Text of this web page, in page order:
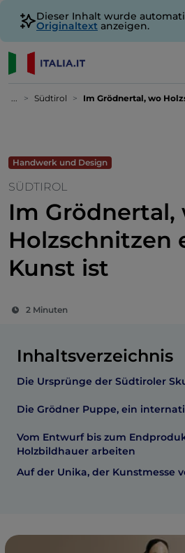
Dieser Inhalt wurde
Originaltext anzeigen.
... Südtirol Im Grödnertal, wo
Handwerk und Design
SÜDTIROL
Im Grödnertal,
Holzschnitzen
Kunst ist
2 Minuten
Inhaltsverzeichnis
Die Ursprünge der Südtiroler
Die Grödner Puppe, ein
Vom Entwurf bis zum
Holzbildhauer arbeiten
Auf der Unika, der Kunstmesse